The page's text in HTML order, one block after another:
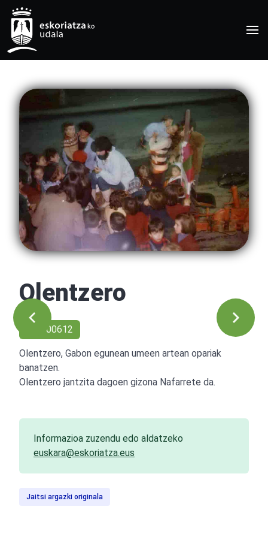
Olentzero
Ref: 00612
Olentzero, Gabon egunean umeen artean opariak
banatzen.
Olentzero jantzita dagoen gizona Nafarrete da.
Informazioa zuzendu edo aldatzeko
euskara@eskoriatza.eus
Jaitsi argazki originala